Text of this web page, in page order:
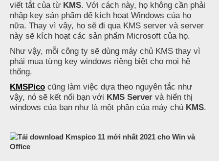
viết tắt của từ KMS. Với cách này, họ không cần phải
nhập key sản phẩm để kích hoạt Windows của họ
nữa. Thay vì vậy, họ sẽ đi qua KMS server và server
này sẽ kích hoạt các sản phẩm Microsoft của họ.
Như vậy, mỗi công ty sẽ dùng máy chủ KMS thay vì
phải mua từng key windows riêng biệt cho mọi hệ
thống.
KMSPico cũng làm việc dựa theo nguyên tắc như
vậy, nó sẽ kết nối bạn với KMS Server và hiển thị
windows của bạn như là một phần của máy chủ KMS.